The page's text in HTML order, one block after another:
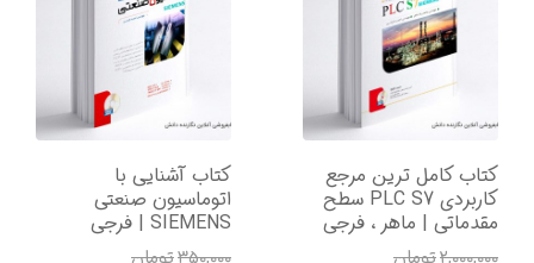
کامل ترین مرجع
کاربردی PLC S7 سطح
| ماهر ، فرجی
کتاب آشنایی با
اتوماسیون صنعتی
SIEMENS | فرجی